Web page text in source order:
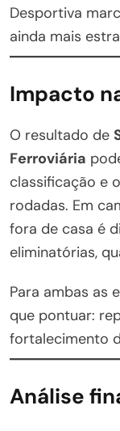
Desportiva
ainda mais
Impacto
O resultado de
Ferroviária
classificação e
rodadas. Em
fora de casa é
eliminatórias,
Para ambas as
que pontuar:
fortalecimento
Análise